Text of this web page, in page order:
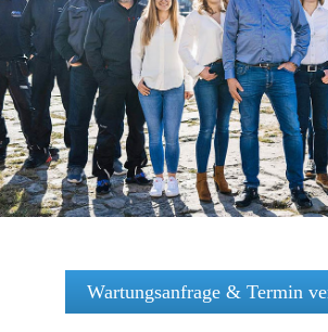
Wartungsanfrage & Termin